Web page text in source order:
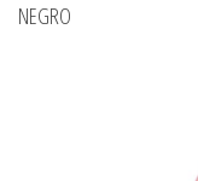
NEGRO